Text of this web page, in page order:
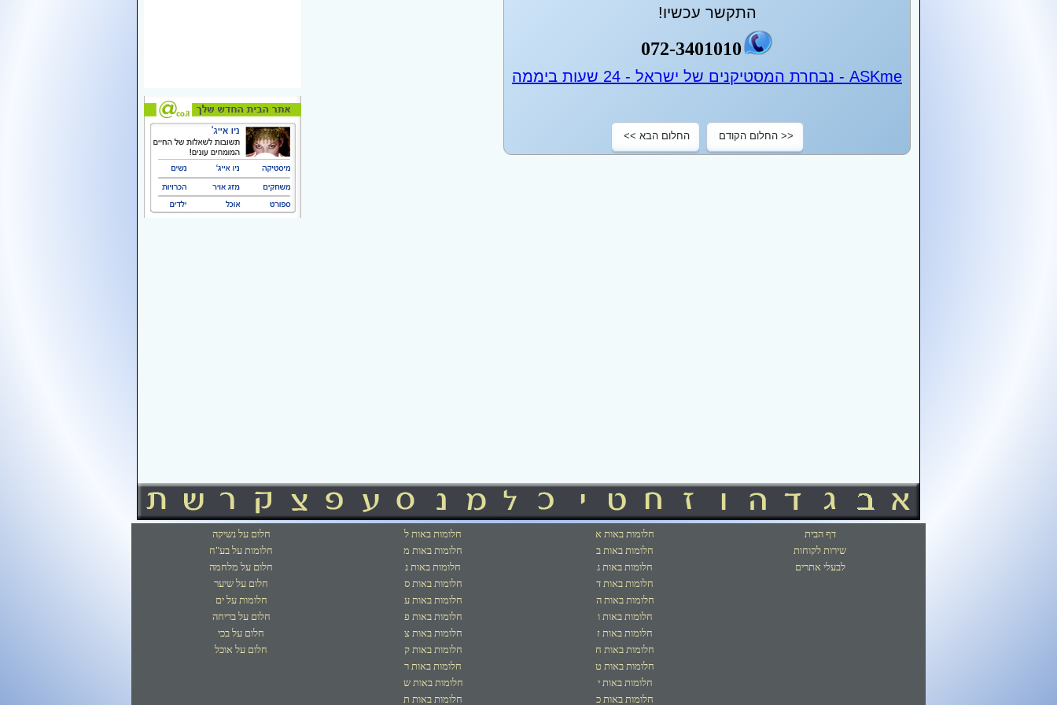
התקשר עכשיו!
072-3401010
ASKme - נבחרת המסטיקנים של ישראל - 24 שעות ביממה
<< החלום הקודם החלום הבא >>
דף הבית
שירות לקוחות
לבעלי אתרים
חלומות באות א
חלומות באות ב
חלומות באות ג
חלומות באות ד
חלומות באות ה
חלומות באות ו
חלומות באות ז
חלומות באות ח
חלומות באות ט
חלומות באות י
חלומות באות כ
חלומות באות ל
חלומות באות מ
חלומות באות נ
חלומות באות ס
חלומות באות ע
חלומות באות פ
חלומות באות צ
חלומות באות ק
חלומות באות ר
חלומות באות ש
חלומות באות ת
חלום על נשיקה
חלומות על בע"ח
חלום על מלחמה
חלום על שיער
חלומות על ים
חלום על בריחה
חלום על בכי
חלום על אוכל